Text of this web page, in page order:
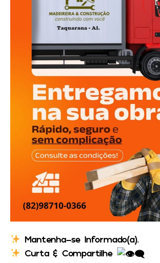
Mantenha-se Informado(a).
Curta & Compartilhe